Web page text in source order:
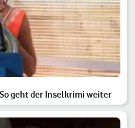
geht der Inselkrimi weiter